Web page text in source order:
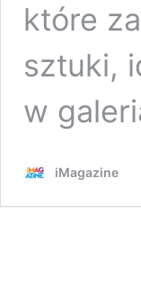
które
sztuki,
w
iMagazine